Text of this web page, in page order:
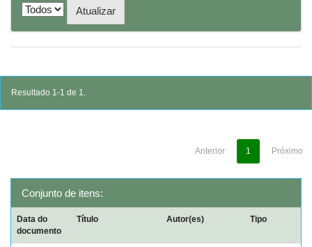
Resultado 1-1 de 1.
Anterior 1 Próximo
Conjunto de itens:
Data do
documento
Título Autor(es) Tipo